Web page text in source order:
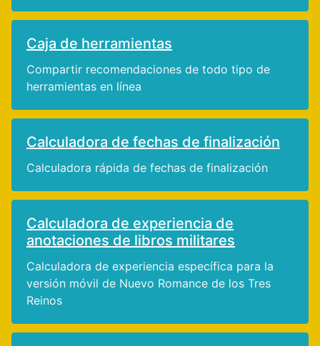
Caja de herramientas
Compartir recomendaciones de todo tipo de
herramientas en línea
Calculadora de fechas de finalización
Calculadora rápida de fechas de finalización
Calculadora de experiencia de
anotaciones de libros militares
Calculadora de experiencia específica para la
versión móvil de Nuevo Romance de los Tres
Reinos